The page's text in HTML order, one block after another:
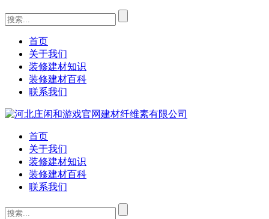
首页
关于我们
装修建材知识
装修建材百科
联系我们
首页
关于我们
装修建材知识
装修建材百科
联系我们